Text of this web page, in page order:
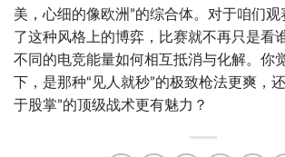
美，心细的像欧洲”的综合体。对于咱们
了这种风格上的博弈，比赛就不再只是看
不同的电竞能量如何相互抵消与化解。你
下，是那种“见人就秒”的极致枪法更爽，
于股掌”的顶级战术更有魅力？